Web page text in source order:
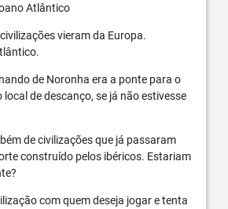
Atlântico
vieram da Europa.
de Noronha era a ponte para o
de descanço, se já não estivesse
de civilizações que já passaram
construído pelos ibéricos. Estariam
com quem deseja jogar e tenta